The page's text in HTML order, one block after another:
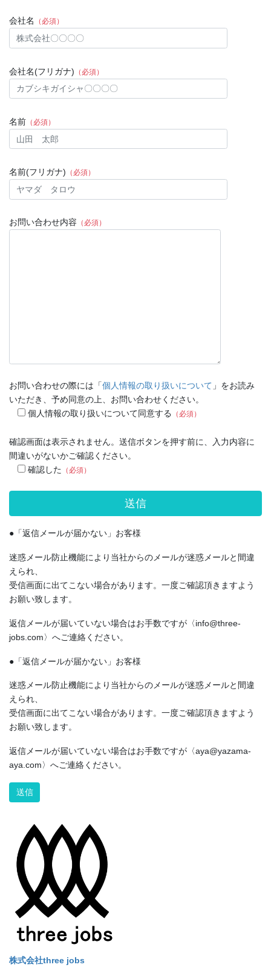
会社名 （必須）
会社名(フリガナ) （必須）
名前 （必須）
名前(フリガナ) （必須）
お問い合わせ内容 （必須）
お問い合わせの際には「個人情報の取り扱いについて 」をお読み
いただき、予め同意の上、お問い合わせください。
個人情報の取り扱いについて同意する
（必須）
確認画面は表示されません。送信ボタンを押す前に、入力内容に
間違いがないかご確認ください。
確認した （必須）
●「返信メールが届かない」お客様
迷惑メール防止機能により当社からのメールが迷惑メールと間違
えられ、
受信画面に出てこない場合があります。一度ご確認頂きますよう
お願い致します。
返信メールが届いていない場合はお手数ですが〈info@three-
jobs.com〉へご連絡ください。
●「返信メールが届かない」お客様
迷惑メール防止機能により当社からのメールが迷惑メールと間違
えられ、
受信画面に出てこない場合があります。一度ご確認頂きますよう
お願い致します。
返信メールが届いていない場合はお手数ですが〈aya@yazama-
aya.com〉へご連絡ください。
株式会社three jobs